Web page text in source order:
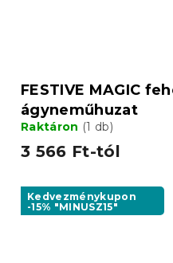
FESTIVE MAGIC
ágyneműhuzat
Raktáron (1 db)
3 566 Ft-tól
Kedvezménykupon
-15% "MINUSZ15"